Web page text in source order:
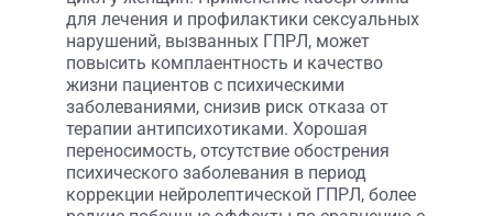
для лечения и профилактики сексуальных
нарушений, вызванных ГПРЛ, может
повысить комплаентность и качество
жизни пациентов с психическими
заболеваниями, снизив риск отказа от
терапии антипсихотиками. Хорошая
переносимость, отсутствие обострения
психического заболевания в период
коррекции нейролептической ГПРЛ, более